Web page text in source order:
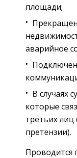
площади;
аварийное
В случаях
которые
третьих
претензии).
Проводится